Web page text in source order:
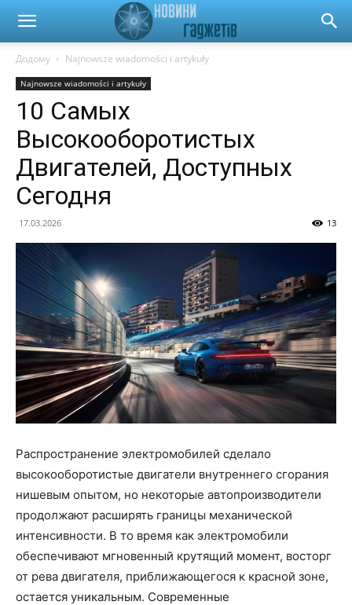
Новини
гаджетів
автомобілів
Додому Najnowsze wiadomości i artykuły
Najnowsze wiadomości i artykuły
10 Самых
Высокооборотистых
Двигателей, Доступных
Сегодня
17.03.2026 13
Распространение электромобилей сделало
высокооборотистые двигатели внутреннего сгорания
нишевым опытом, но некоторые автопроизводители
продолжают расширять границы механической
интенсивности. В то время как электромобили
обеспечивают мгновенный крутящий момент, восторг
от рева двигателя, приближающегося к красной зоне,
остается уникальным. Современные